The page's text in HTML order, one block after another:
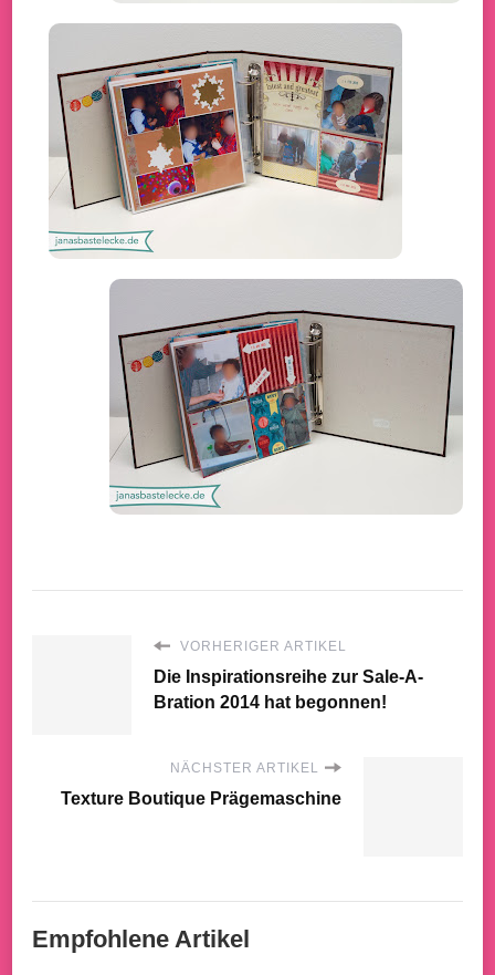
VORHERIGER ARTIKEL
Die Inspirationsreihe zur Sale-A-
Bration 2014 hat begonnen!
NÄCHSTER ARTIKEL
Texture Boutique Prägemaschine
Empfohlene Artikel